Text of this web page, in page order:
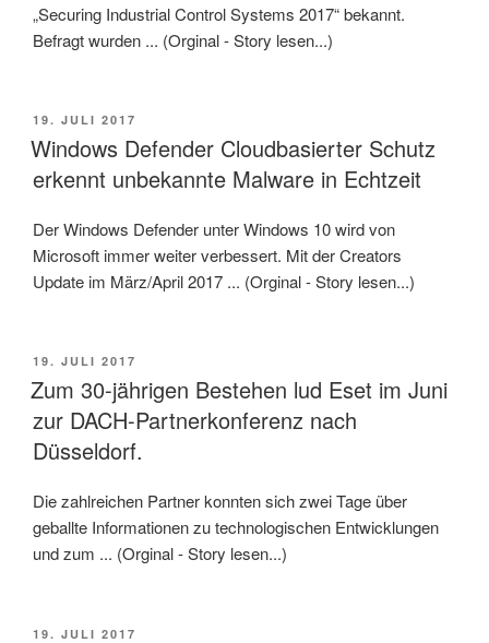
„Securing Industrial Control Systems 2017“ bekannt.
Befragt wurden ... (Orginal - Story lesen...)
VERÖFFENTLICHT
AM
19. JULI 2017
Windows Defender Cloudbasierter Schutz
erkennt unbekannte Malware in Echtzeit
Der Windows Defender unter Windows 10 wird von
Microsoft immer weiter verbessert. Mit der Creators
Update im März/April 2017 ... (Orginal - Story lesen...)
VERÖFFENTLICHT
AM
19. JULI 2017
Zum 30-jährigen Bestehen lud Eset im Juni
zur DACH-Partnerkonferenz nach
Düsseldorf.
Die zahlreichen Partner konnten sich zwei Tage über
geballte Informationen zu technologischen Entwicklungen
und zum ... (Orginal - Story lesen...)
VERÖFFENTLICHT
19. JULI 2017